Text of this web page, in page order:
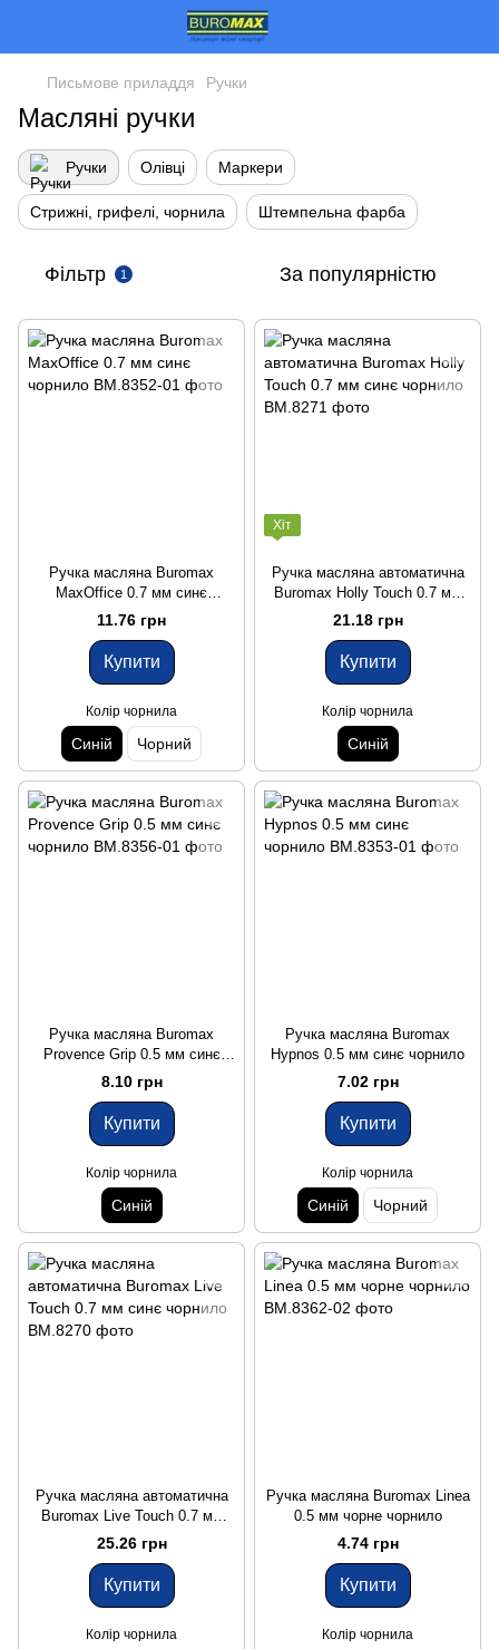
Письмове приладдя Ручки
Масляні ручки
Ручки Олівці Маркери
Стрижні, грифелі, чорнила Штемпельна фарба
Фільтр 1 За популярністю
Ручка масляна Buromax
MaxOffice 0.7 мм синє
чорнило
11.76 грн
Купити
Колір чорнила
Синій Чорний
Хіт
Ручка масляна автоматична
Buromax Holly Touch 0.7 мм
синє чорнило
21.18 грн
Купити
Колір чорнила
Синій
Ручка масляна Buromax
Provence Grip 0.5 мм синє
чорнило
8.10 грн
Купити
Колір чорнила
Синій
Ручка масляна Buromax
Hypnos 0.5 мм синє чорнило
7.02 грн
Купити
Колір чорнила
Синій Чорний
Ручка масляна автоматична
Buromax Live Touch 0.7 мм
синє чорнило
25.26 грн
Купити
Колір чорнила
Ручка масляна Buromax Linea
0.5 мм чорне чорнило
4.74 грн
Купити
Колір чорнила